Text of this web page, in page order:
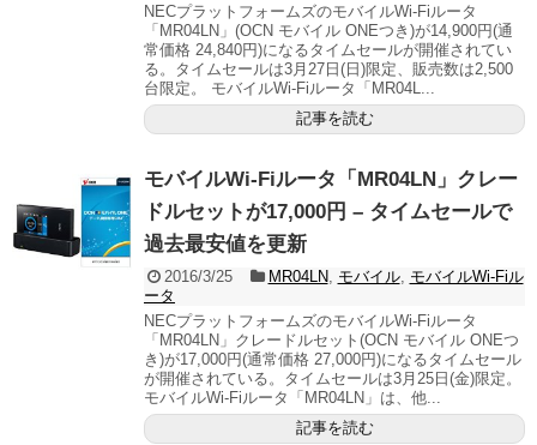
NECプラットフォームズのモバイルWi-Fiルータ
「MR04LN」(OCN モバイル ONEつき)が14,900円(通
常価格 24,840円)になるタイムセールが開催されてい
る。タイムセールは3月27日(日)限定、販売数は2,500
台限定。 モバイルWi-Fiルータ「MR04L...
記事を読む
モバイルWi-Fiルータ「MR04LN」クレー
ドルセットが17,000円 – タイムセールで
過去最安値を更新
2016/3/25 MR04LN モバイル, モバイルWi-Fiル
ータ
NECプラットフォームズのモバイルWi-Fiルータ
「MR04LN」クレードルセット(OCN モバイル ONEつ
き)が17,000円(通常価格 27,000円)になるタイムセール
が開催されている。タイムセールは3月25日(金)限定。
モバイルWi-Fiルータ「MR04LN」は、他...
記事を読む